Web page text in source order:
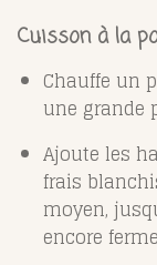
Cuisson à la
Chauffe un
une grande
Ajoute les
frais
moyen,
encore